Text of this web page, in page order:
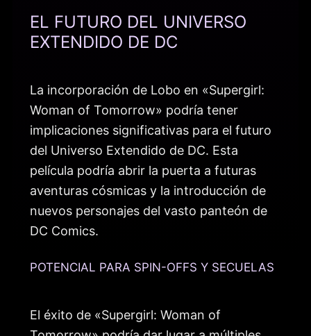
EL FUTURO DEL UNIVERSO
EXTENDIDO DE DC
La incorporación de Lobo en «Supergirl:
Woman of Tomorrow» podría tener
implicaciones significativas para el futuro
del Universo Extendido de DC. Esta
película podría abrir la puerta a futuras
aventuras cósmicas y la introducción de
nuevos personajes del vasto panteón de
DC Comics.
POTENCIAL PARA SPIN-OFFS Y SECUELAS
El éxito de «Supergirl: Woman of